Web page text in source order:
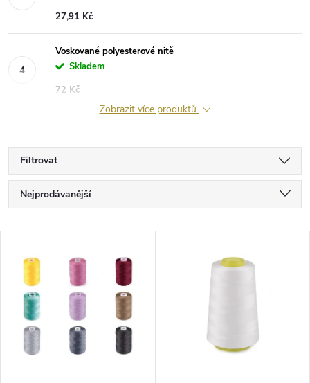
27,91 Kč
Voskované polyesterové nitě
Skladem
72 Kč
Zobrazit více produktů
Filtrovat
Ř
a
Nejprodávanější